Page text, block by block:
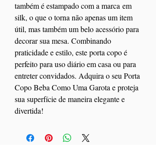
também é estampado com a marca em
silk, o que o torna não apenas um item
útil, mas também um belo acessório para
decorar sua mesa. Combinando
praticidade e estilo, este porta copo é
perfeito para uso diário em casa ou para
entreter convidados. Adquira o seu Porta
Copo Beba Como Uma Garota e proteja
sua superfície de maneira elegante e
divertida!